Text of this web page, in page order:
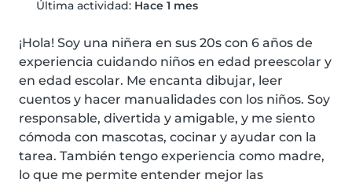
Última actividad: Hace 1 mes
¡Hola! Soy una niñera en sus 20s con 6 años de
experiencia cuidando niños en edad preescolar y
en edad escolar. Me encanta dibujar, leer
cuentos y hacer manualidades con los niños. Soy
responsable, divertida y amigable, y me siento
cómoda con mascotas, cocinar y ayudar con la
tarea. También tengo experiencia como madre,
lo que me permite entender mejor las